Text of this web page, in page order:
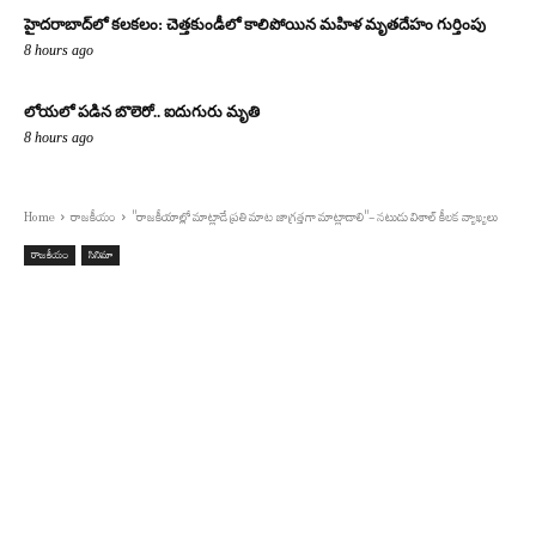
హైదరాబాద్‌లో కలకలం: చెత్తకుండీలో కాలిపోయిన మహిళ మృతదేహం గుర్తింపు
8 hours ago
లోయలో పడిన బొలెరో.. ఐదుగురు మృతి
8 hours ago